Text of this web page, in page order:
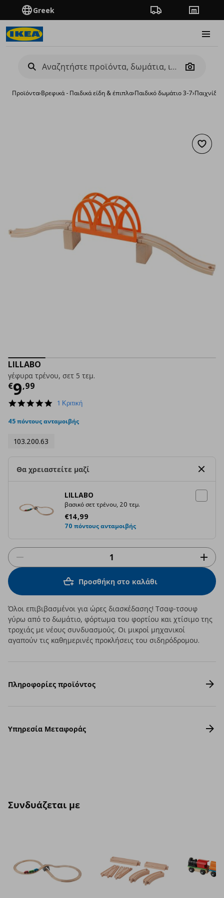
Greek Πορεία παραγγελίας
Camera
Προϊόντα›Βρεφικά - Παιδικά είδη & έπιπλα›Παιδικό δωμάτιο 3-7›
LILLABO
γέφυρα τρένου, σετ 5 τεμ.
€9,99
Τρέχουσα τιμή
5.0
rating
1 Κριτική
45 πόντους ανταμοιβής
103.200.63
Θα χρειαστείτε μαζί
LILLABO
βασικό σετ τρένου, 20 τεμ.
€14,99
Τρέχουσα τιμή
70 πόντους ανταμοιβής
Προσθήκη στο καλάθι
Όλοι επιβιβασμένοι για ώρες διασκέδασης! Τσαφ-τσουφ
γύρω από το δωμάτιο, φόρτωμα του φορτίου και χτίσιμο της
τροχιάς με νέους συνδυασμούς. Οι μικροί μηχανικοί
αγαπούν τις καθημερινές προκλήσεις του σιδηρόδρομου.
Πληροφορίες προϊόντος
Υπηρεσία Μεταφοράς
Συνδυάζεται με